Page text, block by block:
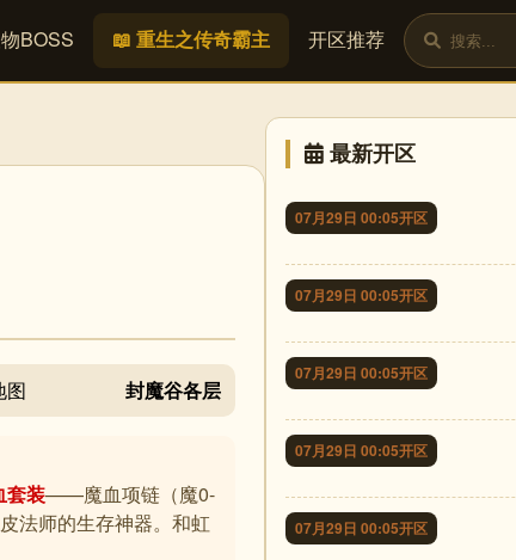
BOSS 📖 重生之传奇霸主 开区推荐
图 封魔谷各层
套装——魔血项链（魔0-
法师的生存神器。和虹
最新开区
07月29日 00:05开区
07月29日 00:05开区
07月29日 00:05开区
07月29日 00:05开区
07月29日 00:05开区